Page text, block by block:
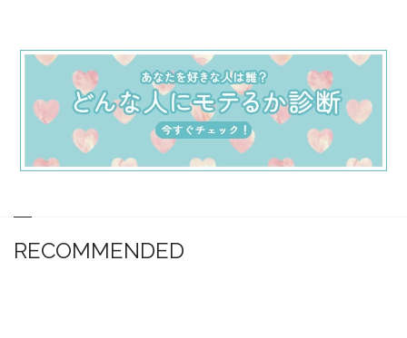
RECOMMENDED